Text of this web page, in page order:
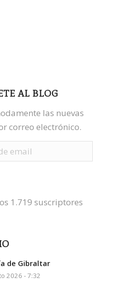
AL BLOG
las nuevas
correo electrónico.
1.719 suscriptores
de Gibraltar
2026 - 7:32